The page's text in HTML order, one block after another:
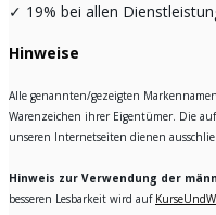
✓ 19% bei allen
Hinweise
Alle genannten/gezeigten
Warenzeichen ihrer Eigentümer. Die
unseren Internetseiten dienen
Hinweis zur Verwendung der
besseren Lesbarkeit wird auf